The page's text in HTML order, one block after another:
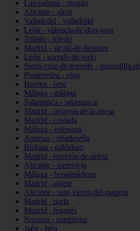
Las-palmas - mogán
Alicante - alcoi
Valladolid - valladolid
León - valencia-de-don-juan
Toledo - toledo
Madrid - alcalá-de-henares
León - garrafe-de-torío
Santa-cruz-de-tenerife - granadilla-
Pontevedra - vigo
Huelva - lepe
Málaga - málaga
Salamanca - salamanca
Madrid - pelayos-de-la-presa
Madrid - coslada
Málaga - estepona
Asturias - ribadesella
Bizkaia - galdakao
Madrid - torrejón-de-ardoz
Alicante - torrevieja
Málaga - benalmádena
Madrid - algete
Alicante - sant-vicent-del-raspeig
Madrid - parla
Madrid - leganés
Navarra - pamplona
Jaén - jaén